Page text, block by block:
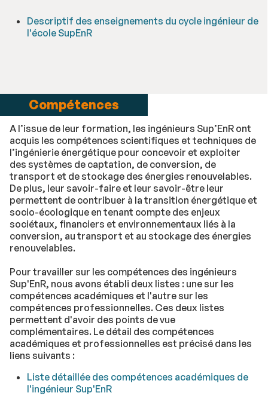
Descriptif des enseignements du cycle ingénieur de
l'école SupEnR
Compétences
A l’issue de leur formation, les ingénieurs Sup’EnR ont
acquis les compétences scientifiques et techniques de
l’ingénierie énergétique pour concevoir et exploiter
des systèmes de captation, de conversion, de
transport et de stockage des énergies renouvelables.
De plus, leur savoir-faire et leur savoir-être leur
permettent de contribuer à la transition énergétique et
socio-écologique en tenant compte des enjeux
sociétaux, financiers et environnementaux liés à la
conversion, au transport et au stockage des énergies
renouvelables.
Pour travailler sur les compétences des ingénieurs
Sup'EnR, nous avons établi deux listes : une sur les
compétences académiques et l'autre sur les
compétences professionnelles. Ces deux listes
permettent d'avoir des points de vue
complémentaires. Le détail des compétences
académiques et professionnelles est précisé dans les
liens suivants :
Liste détaillée des compétences académiques de
l'ingénieur Sup'EnR